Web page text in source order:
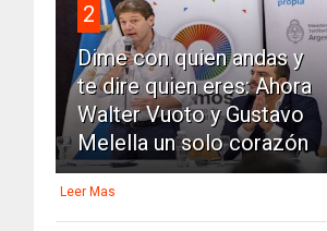
2
Dime con quien andas y
te dire quien eres: Ahora
Walter Vuoto y Gustavo
Melella un solo corazón
Leer Mas